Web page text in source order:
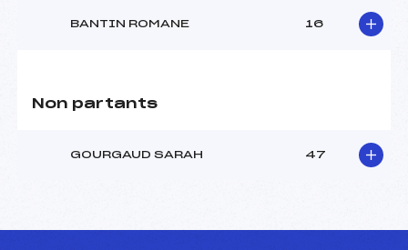
BANTIN ROMANE 16
Non partants
GOURGAUD SARAH 47